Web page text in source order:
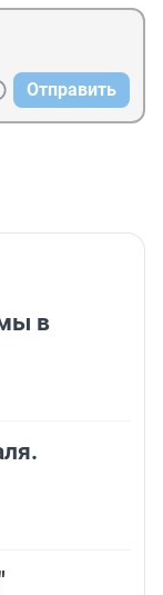
Отправить
в